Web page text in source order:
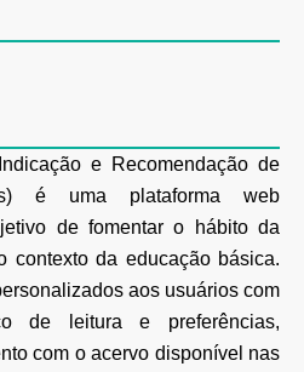
e Recomendação de
é uma plataforma web
de fomentar o hábito da
contexto da educação básica.
aos usuários com
de leitura e preferências,
com o acervo disponível nas